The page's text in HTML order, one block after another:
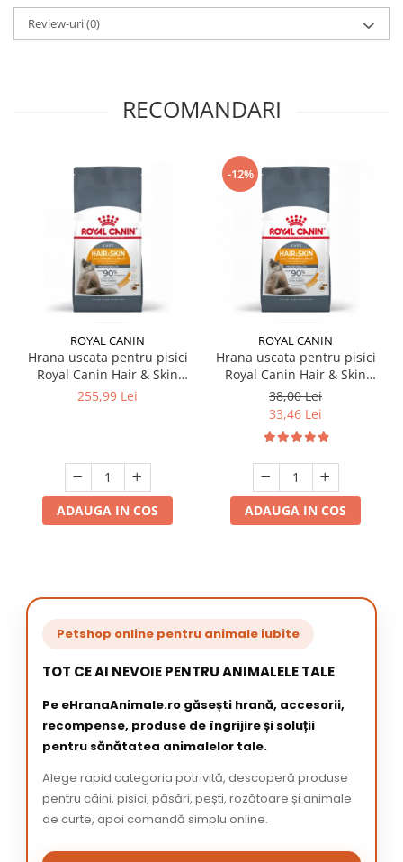
Review-uri(0)
RECOMANDARI
ROYAL CANIN
Hrana uscata pentru pisici
Royal Canin Hair & Skin
Care 4 kg
255,99 Lei
ADAUGA IN COS
-12%
ROYAL CANIN
Hrana uscata pentru pisici
Royal Canin Hair & Skin
Care 400 gr
38,00 Lei
33,46 Lei
ADAUGA IN COS
Petshop online pentru animale iubite
TOT CE AI NEVOIE PENTRU ANIMALELE TALE
Pe eHranaAnimale.ro găsești hrană, accesorii,
recompense, produse de îngrijire și soluții
pentru sănătatea animalelor tale.
Alege rapid categoria potrivită, descoperă produse
pentru câini, pisici, păsări, pești, rozătoare și animale
de curte, apoi comandă simplu online.